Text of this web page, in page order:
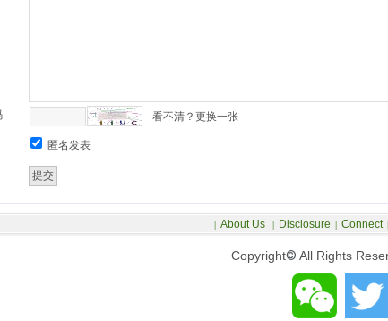
看不清？更换一张
匿名发表
Copyright© All Rights
| About Us | Disclosure | Connect |